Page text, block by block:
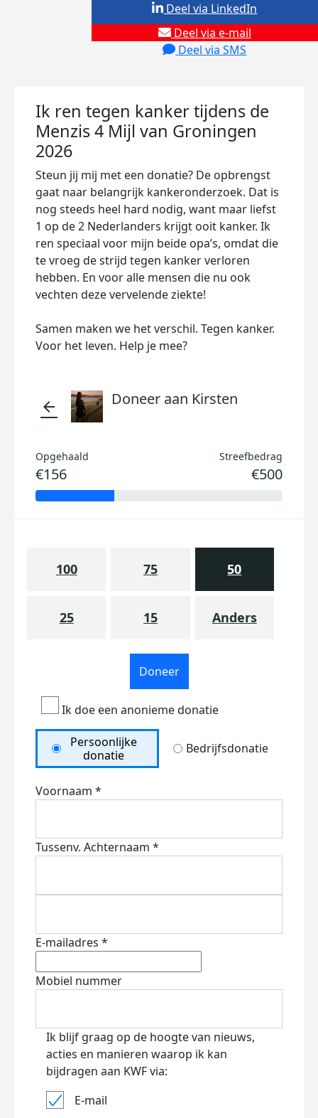
Deel via e-mail
Deel via SMS
Deel via LinkedIn
Ik ren tegen kanker tijdens de
Menzis 4 Mijl van Groningen
2026
Steun jij mij met een donatie? De opbrengst
gaat naar belangrijk kankeronderzoek. Dat is
nog steeds heel hard nodig, want maar liefst
1 op de 2 Nederlanders krijgt ooit kanker. Ik
ren speciaal voor mijn beide opa’s, omdat die
te vroeg de strijd tegen kanker verloren
hebben. En voor alle mensen die nu ook
vechten deze vervelende ziekte!
Samen maken we het verschil. Tegen kanker.
Voor het leven. Help je mee?
arrow_back Doneer aan Kirsten
Opgehaald
€156
Streefbedrag
€500
100 75 50
25 15 Anders
Doneer
Ik doe een anonieme donatie
Persoonlijke
donatie
Bedrijfsdonatie
Voornaam *
Tussenv. Achternaam *
E-mailadres *
Mobiel nummer
Ik blijf graag op de hoogte van nieuws,
acties en manieren waarop ik kan
bijdragen aan KWF via:
E-mail